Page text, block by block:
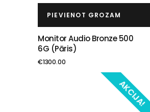
PIEVIENOT GROZAM
Monitor Audio Bronze 500
6G (pāris)
€1300.00
AKCIJA!